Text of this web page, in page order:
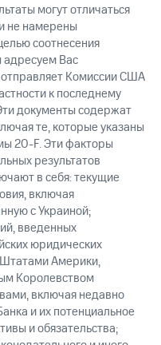
могут отличаться
не намерены
соотнесения
адресуем Вас
Комиссии США
к последнему
документы содержат
те, которые указаны
20-F. Эти факторы
результатов
в себя: текущие
включая
с Украиной;
введенных
юридических
Америки,
Королевством
включая недавно
и их потенциальное
и обязательства;